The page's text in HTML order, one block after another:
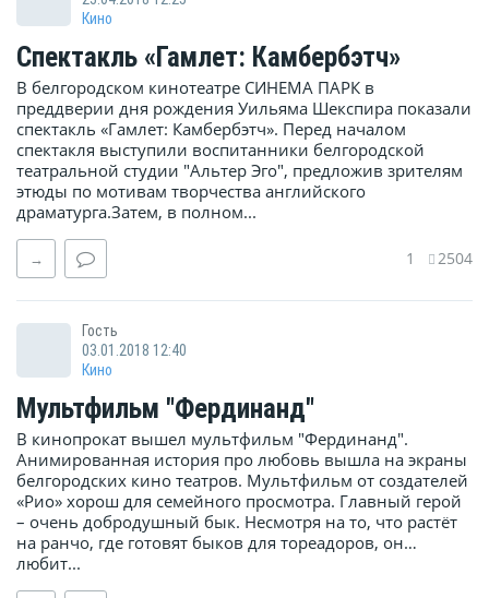
Кино
Спектакль «Гамлет: Камбербэтч»
В белгородском кинотеатре СИНЕМА ПАРК в
преддверии дня рождения Уильяма Шекспира показали
спектакль «Гамлет: Камбербэтч». Перед началом
спектакля выступили воспитанники белгородской
театральной студии "Альтер Эго", предложив зрителям
этюды по мотивам творчества английского
драматурга.Затем, в полном...
→ 1 2504
Гость
03.01.2018 12:40
Кино
Мультфильм "Фердинанд"
В кинопрокат вышел мультфильм "Фердинанд".
Анимированная история про любовь вышла на экраны
белгородских кино театров. Мультфильм от создателей
«Рио» хорош для семейного просмотра. Главный герой
– очень добродушный бык. Несмотря на то, что растёт
на ранчо, где готовят быков для тореадоров, он…
любит...